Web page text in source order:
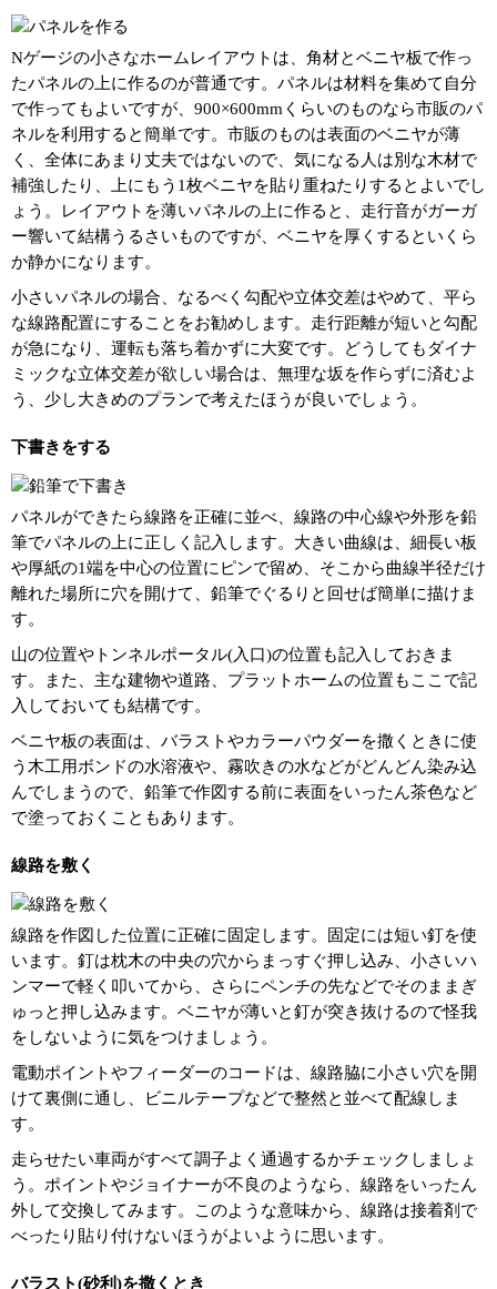
Nゲージの小さなホームレイアウトは、角材とベニヤ板で作っ
たパネルの上に作るのが普通です。パネルは材料を集めて自分
で作ってもよいですが、900×600mmくらいのものなら市販のパ
ネルを利用すると簡単です。市販のものは表面のベニヤが薄
く、全体にあまり丈夫ではないので、気になる人は別な木材で
補強したり、上にもう1枚ベニヤを貼り重ねたりするとよいでし
ょう。レイアウトを薄いパネルの上に作ると、走行音がガーガ
ー響いて結構うるさいものですが、ベニヤを厚くするといくら
か静かになります。
小さいパネルの場合、なるべく勾配や立体交差はやめて、平ら
な線路配置にすることをお勧めします。走行距離が短いと勾配
が急になり、運転も落ち着かずに大変です。どうしてもダイナ
ミックな立体交差が欲しい場合は、無理な坂を作らずに済むよ
う、少し大きめのプランで考えたほうが良いでしょう。
下書きをする
パネルができたら線路を正確に並べ、線路の中心線や外形を鉛
筆でパネルの上に正しく記入します。大きい曲線は、細長い板
や厚紙の1端を中心の位置にピンで留め、そこから曲線半径だけ
離れた場所に穴を開けて、鉛筆でぐるりと回せば簡単に描けま
す。
山の位置やトンネルポータル(入口)の位置も記入しておきま
す。また、主な建物や道路、プラットホームの位置もここで記
入しておいても結構です。
ベニヤ板の表面は、バラストやカラーパウダーを撒くときに使
う木工用ボンドの水溶液や、霧吹きの水などがどんどん染み込
んでしまうので、鉛筆で作図する前に表面をいったん茶色など
で塗っておくこともあります。
線路を敷く
線路を作図した位置に正確に固定します。固定には短い釘を使
います。釘は枕木の中央の穴からまっすぐ押し込み、小さいハ
ンマーで軽く叩いてから、さらにペンチの先などでそのままぎ
ゅっと押し込みます。ベニヤが薄いと釘が突き抜けるので怪我
をしないように気をつけましょう。
電動ポイントやフィーダーのコードは、線路脇に小さい穴を開
けて裏側に通し、ビニルテープなどで整然と並べて配線しま
す。
走らせたい車両がすべて調子よく通過するかチェックしましょ
う。ポイントやジョイナーが不良のようなら、線路をいったん
外して交換してみます。このような意味から、線路は接着剤で
べったり貼り付けないほうがよいように思います。
バラスト(砂利)を撒くとき